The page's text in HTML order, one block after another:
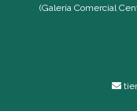
(Galería Comercial